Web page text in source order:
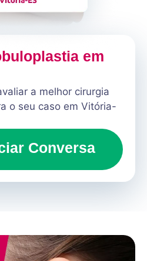
em
a melhor cirurgia
o seu caso em Vitória-
Conversa